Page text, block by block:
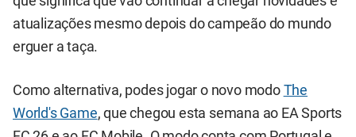
atualizações mesmo depois do campeão do mundo
erguer a taça.
Como alternativa, podes jogar o novo modo The
World's Game, que chegou esta semana ao EA Sports